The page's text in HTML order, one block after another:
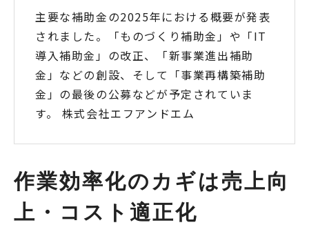
主要な補助金の2025年における概要が発表
されました。「ものづくり補助金」や「IT
導入補助金」の改正、「新事業進出補助
金」などの創設、そして「事業再構築補助
金」の最後の公募などが予定されていま
す。 株式会社エフアンドエム
作業効率化のカギは売上向
上・コスト適正化